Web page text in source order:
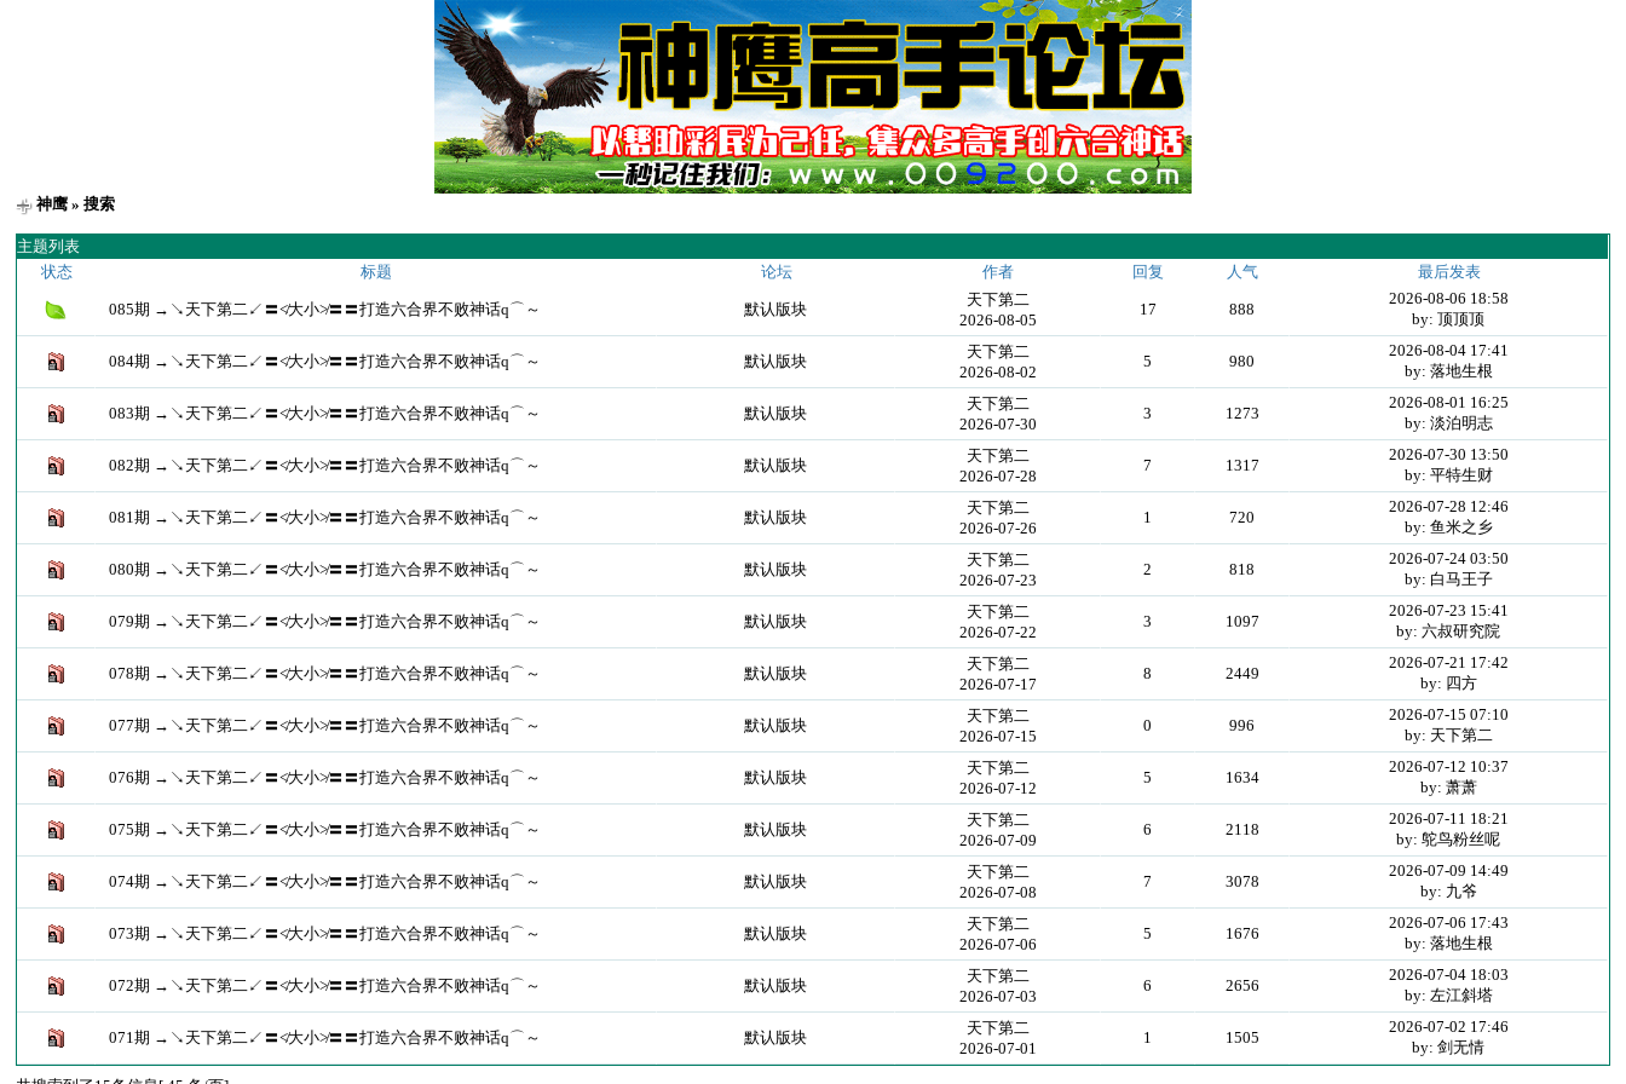
神鹰 » 搜索
主题列表
状态
标题 论坛 作者 回复 人气 最后发表
085期 →↘天下第二↙〓≮大小≯〓〓打造六合界不败神话q⌒～ 默认版块
天下第二
2026-08-05
17 888
2026-08-06 18:58
by: 顶顶顶
084期 →↘天下第二↙〓≮大小≯〓〓打造六合界不败神话q⌒～ 默认版块
天下第二
2026-08-02
5 980
2026-08-04 17:41
by: 落地生根
083期 →↘天下第二↙〓≮大小≯〓〓打造六合界不败神话q⌒～ 默认版块
天下第二
2026-07-30
3 1273
2026-08-01 16:25
by: 淡泊明志
082期 →↘天下第二↙〓≮大小≯〓〓打造六合界不败神话q⌒～ 默认版块
天下第二
2026-07-28
7 1317
2026-07-30 13:50
by: 平特生财
081期 →↘天下第二↙〓≮大小≯〓〓打造六合界不败神话q⌒～ 默认版块
天下第二
2026-07-26
1 720
2026-07-28 12:46
by: 鱼米之乡
080期 →↘天下第二↙〓≮大小≯〓〓打造六合界不败神话q⌒～ 默认版块
天下第二
2026-07-23
2 818
2026-07-24 03:50
by: 白马王子
079期 →↘天下第二↙〓≮大小≯〓〓打造六合界不败神话q⌒～ 默认版块
天下第二
2026-07-22
3 1097
2026-07-23 15:41
by: 六叔研究院
078期 →↘天下第二↙〓≮大小≯〓〓打造六合界不败神话q⌒～ 默认版块
天下第二
2026-07-17
8 2449
2026-07-21 17:42
by: 四方
077期 →↘天下第二↙〓≮大小≯〓〓打造六合界不败神话q⌒～ 默认版块
天下第二
2026-07-15
0 996
2026-07-15 07:10
by: 天下第二
076期 →↘天下第二↙〓≮大小≯〓〓打造六合界不败神话q⌒～ 默认版块
天下第二
2026-07-12
5 1634
2026-07-12 10:37
by: 萧萧
075期 →↘天下第二↙〓≮大小≯〓〓打造六合界不败神话q⌒～ 默认版块
天下第二
2026-07-09
6 2118
2026-07-11 18:21
by: 鸵鸟粉丝呢
074期 →↘天下第二↙〓≮大小≯〓〓打造六合界不败神话q⌒～ 默认版块
天下第二
2026-07-08
7 3078
2026-07-09 14:49
by: 九爷
073期 →↘天下第二↙〓≮大小≯〓〓打造六合界不败神话q⌒～ 默认版块
天下第二
2026-07-06
5 1676
2026-07-06 17:43
by: 落地生根
072期 →↘天下第二↙〓≮大小≯〓〓打造六合界不败神话q⌒～ 默认版块
天下第二
2026-07-03
6 2656
2026-07-04 18:03
by: 左江斜塔
071期 →↘天下第二↙〓≮大小≯〓〓打造六合界不败神话q⌒～ 默认版块
天下第二
2026-07-01
1 1505
2026-07-02 17:46
by: 剑无情